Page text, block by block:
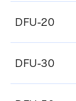
DFU-20
DFU-30